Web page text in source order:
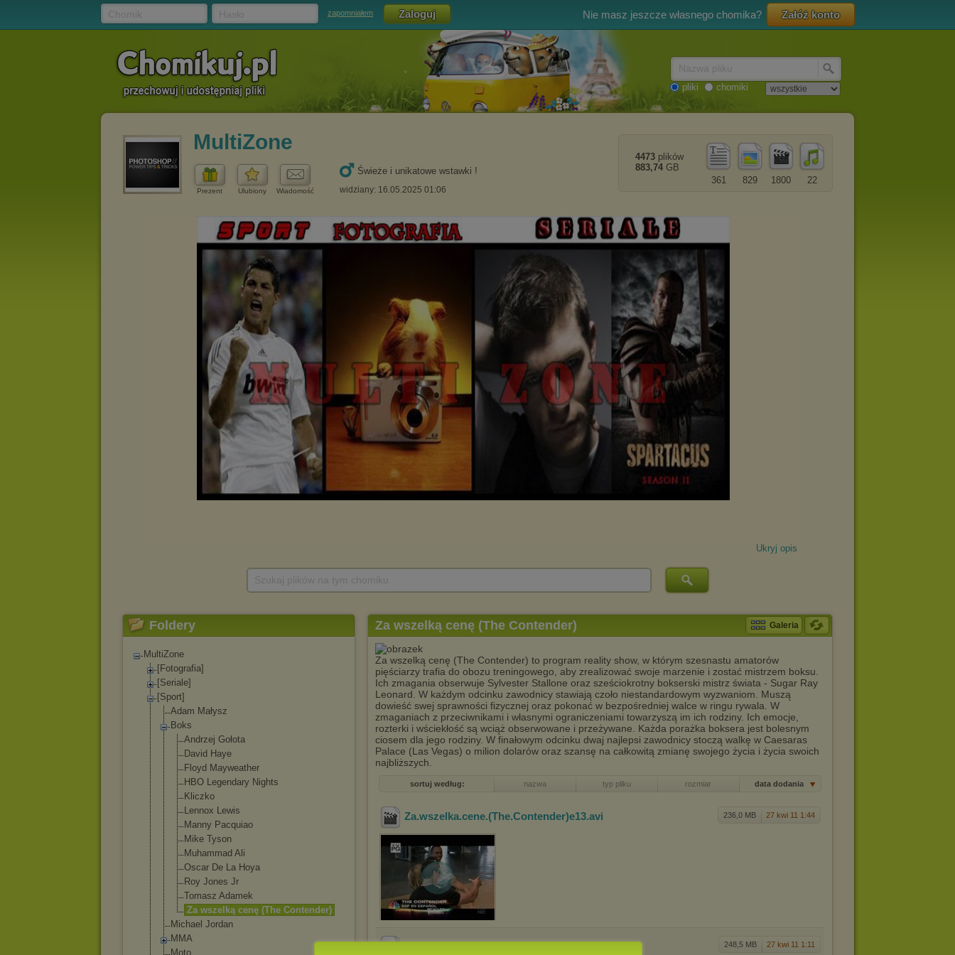
zapomniałem Nie masz jeszcze własnego chomika? Załóż konto
pliki chomiki
MultiZone
Prezent Ulubiony Wiadomość
Świeże i unikatowe wstawki !
widziany: 16.05.2025 01:06
22
1800
829
361
4473 plików
883,74 GB
Ukryj opis
Foldery
MultiZone
[Fotografia]
[Seriale]
[Sport]
Adam Małysz
Boks
Andrzej Gołota
David Haye
Floyd Mayweather
HBO Legendary Nights
Kliczko
Lennox Lewis
Manny Pacquiao
Mike Tyson
Muhammad Ali
Oscar De La Hoya
Roy Jones Jr
Tomasz Adamek
Za wszelką cenę (The Contender)
Michael Jordan
MMA
Moto
Za wszelką cenę (The Contender) Galeria
Za wszelką cenę (The Contender) to program reality show, w którym szesnastu amatorów
pięściarzy trafia do obozu treningowego, aby zrealizować swoje marzenie i zostać mistrzem boksu.
Ich zmagania obserwuje Sylvester Stallone oraz sześciokrotny bokserski mistrz świata - Sugar Ray
Leonard. W każdym odcinku zawodnicy stawiają czoło niestandardowym wyzwaniom. Muszą
dowieść swej sprawności fizycznej oraz pokonać w bezpośredniej walce w ringu rywala. W
zmaganiach z przeciwnikami i własnymi ograniczeniami towarzyszą im ich rodziny. Ich emocje,
rozterki i wściekłość są wciąż obserwowane i przeżywane. Każda porażka boksera jest bolesnym
ciosem dla jego rodziny. W finałowym odcinku dwaj najlepsi zawodnicy stoczą walkę w Caesaras
Palace (Las Vegas) o milion dolarów oraz szansę na całkowitą zmianę swojego życia i życia swoich
najbliższych.
sortuj według: nazwa typ pliku rozmiar data dodania
236,0 MB 27 kwi 11 1:44
Za.wszelka.cene.(The.Contender)e13.avi
248,5 MB 27 kwi 11 1:11